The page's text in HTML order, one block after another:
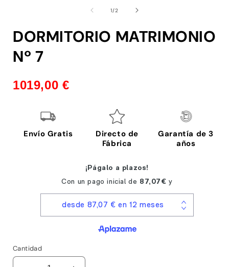
1/de2
DORMITORIO MATRIMONIO
Nº 7
1019,00 €
Envío Gratis
Directo de
Fábrica
Garantía de 3
años
Cantidad